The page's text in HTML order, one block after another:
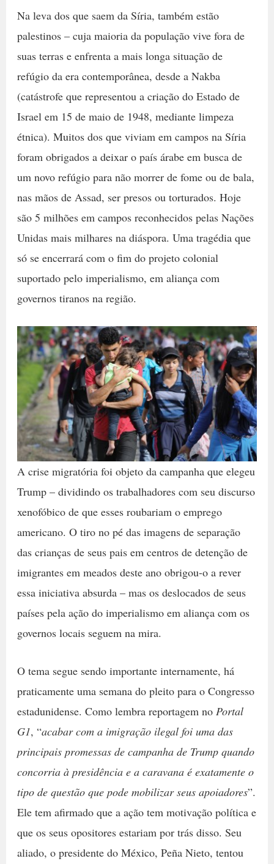
Na leva dos que saem da Síria, também estão
palestinos – cuja maioria da população vive fora de
suas terras e enfrenta a mais longa situação de
refúgio da era contemporânea, desde a Nakba
(catástrofe que representou a criação do Estado de
Israel em 15 de maio de 1948, mediante limpeza
étnica). Muitos dos que viviam em campos na Síria
foram obrigados a deixar o país árabe em busca de
um novo refúgio para não morrer de fome ou de bala,
nas mãos de Assad, ser presos ou torturados. Hoje
são 5 milhões em campos reconhecidos pelas Nações
Unidas mais milhares na diáspora. Uma tragédia que
só se encerrará com o fim do projeto colonial
suportado pelo imperialismo, em aliança com
governos tiranos na região.
A crise migratória foi objeto da campanha que elegeu
Trump – dividindo os trabalhadores com seu discurso
xenofóbico de que esses roubariam o emprego
americano. O tiro no pé das imagens de separação
das crianças de seus pais em centros de detenção de
imigrantes em meados deste ano obrigou-o a rever
essa iniciativa absurda – mas os deslocados de seus
países pela ação do imperialismo em aliança com os
governos locais seguem na mira.
O tema segue sendo importante internamente, há
praticamente uma semana do pleito para o Congresso
estadunidense. Como lembra reportagem no Portal
G1, “acabar com a imigração ilegal foi uma das
principais promessas de campanha de Trump quando
concorria à presidência e a caravana é exatamente o
tipo de questão que pode mobilizar seus apoiadores”.
Ele tem afirmado que a ação tem motivação política e
que os seus opositores estariam por trás disso. Seu
aliado, o presidente do México, Peña Nieto, tentou